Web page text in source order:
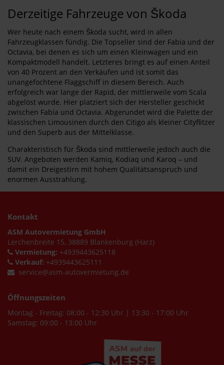
Derzeitige Fahrzeuge von Škoda
Wer heute nach einem Škoda sucht, wird in allen
Fahrzeugklassen fündig. Die Topseller sind der Fabia und der
Octavia, bei denen es sich um einen Kleinwagen und ein
Kompaktmodell handelt. Letzteres bringt es auf einen Anteil
von 40 Prozent an den Verkäufen und ist somit das
unangefochtene Flaggschiff in diesem Bereich. Auch
erfolgreich war lange der Rapid, der mittlerweile vom Scala
abgelöst wurde. Hier platziert sich der Hersteller geschickt
zwischen Fabia und Octavia. Abgerundet wird die Palette der
klassischen Limousinen durch den Citigo als kleiner Cityflitzer
und den Superb aus der Mittelklasse.
Charakteristisch für Škoda sind mittlerweile jedoch auch die
SUV. Angeboten werden Kamiq, Kodiaq und Karoq – und
damit ein Dreigestirn mit hohem Qualitätsanspruch und
enormen Ausstrahlung.
Kontakt
ASM Autovermietung GmbH
Lerchenbreite 15, 38889 Blankenburg (Harz)
Vermietung: +4939443625118
Verkauf: +4939443625111
service@asm-autovermietung.de
Öffnungszeiten
Montag - Freitag: 08:00 - 12:30 Uhr | 13:30 - 17:00 Uhr
Samstag: 09:00 - 13:00 Uhr